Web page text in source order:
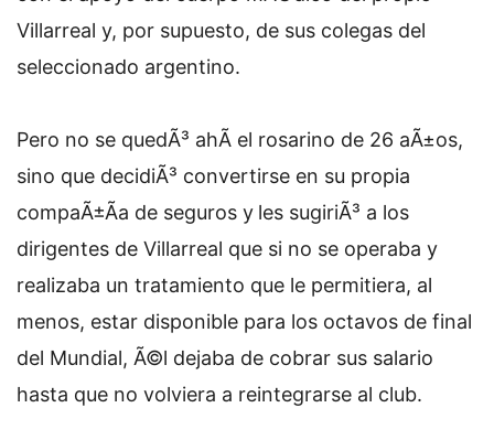
Villarreal y, por supuesto, de sus colegas del
seleccionado argentino.
Pero no se quedÃ³ ahÃ­ el rosarino de 26 aÃ±os,
sino que decidiÃ³ convertirse en su propia
compaÃ±Ã­a de seguros y les sugiriÃ³ a los
dirigentes de Villarreal que si no se operaba y
realizaba un tratamiento que le permitiera, al
menos, estar disponible para los octavos de final
del Mundial, Ã©l dejaba de cobrar sus salario
hasta que no volviera a reintegrarse al club.